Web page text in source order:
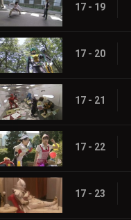
17 - 19
17 - 20
17 - 21
17 - 22
17 - 23